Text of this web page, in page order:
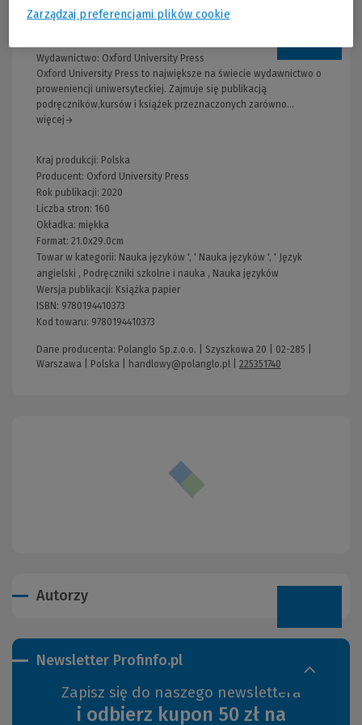
Informacje
Wydawnictwo: Oxford University Press
Oxford University Press to największe na świecie wydawnictwo o
proweniencji uniwersyteckiej. Zajmuje się publikacją
podręczników,kursów i książek przeznaczonych zarówno...
więcej→
Kraj produkcji: Polska
Producent: Oxford University Press
Rok publikacji: 2020
Liczba stron: 160
Okładka: miękka
Format: 21.0x29.0cm
Towar w kategorii: Nauka języków ', ' Nauka języków ', ' Język
angielski , Podręczniki szkolne i nauka , Nauka języków
Wersja publikacji: Książka papier
ISBN: 9780194410373
Kod towaru: 9780194410373
Dane producenta: Polanglo Sp.z.o.o. | Szyszkowa 20 | 02-285 |
Warszawa | Polska | handlowy@polanglo.pl 225351740
Autorzy
Newsletter Profinfo.pl
Zapisz się do naszego newslettera
i odbierz kupon 50 zł na
Zarządzaj preferencjami plików cookie